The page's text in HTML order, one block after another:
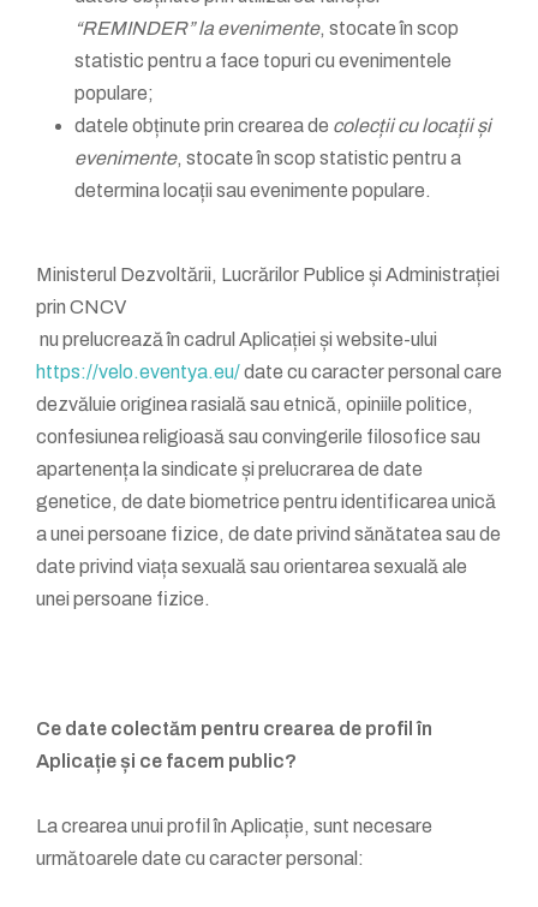
“REMINDER” la evenimente, stocate în scop
statistic pentru a face topuri cu evenimentele
populare;
datele obținute prin crearea de colecții cu locații și
evenimente, stocate în scop statistic pentru a
determina locații sau evenimente populare.
Ministerul Dezvoltării, Lucrărilor Publice și Administrației
prin CNCV
nu prelucrează în cadrul Aplicației și website-ului
https://velo.eventya.eu/date cu caracter personal care
dezvăluie originea rasială sau etnică, opiniile politice,
confesiunea religioasă sau convingerile filosofice sau
apartenența la sindicate și prelucrarea de date
genetice, de date biometrice pentru identificarea unică
a unei persoane fizice, de date privind sănătatea sau de
date privind viața sexuală sau orientarea sexuală ale
unei persoane fizice.
Ce date colectăm pentru crearea de profil în
Aplicație și ce facem public?
La crearea unui profil în Aplicație, sunt necesare
următoarele date cu caracter personal: